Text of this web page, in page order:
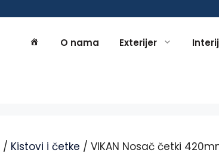
O nama Exterijer
/ Kistovi i četke / VIKAN Nosač četki